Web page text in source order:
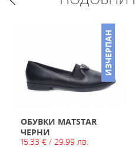
ИЗЧЕРПАН
ОБУВКИ MATSTAR
ЧЕРНИ
15.33 € / 29.99 лв.